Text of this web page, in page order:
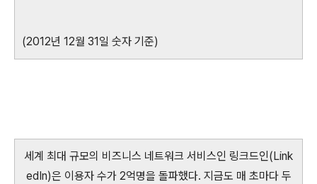
(2012년 12월 31일 숫자 기준)
세계 최대 규모의 비즈니스 네트워크 서비스인 링크드인(Link
edIn)은 이용자 수가 2억명을 돌파했다. 지금도 매 초마다 두